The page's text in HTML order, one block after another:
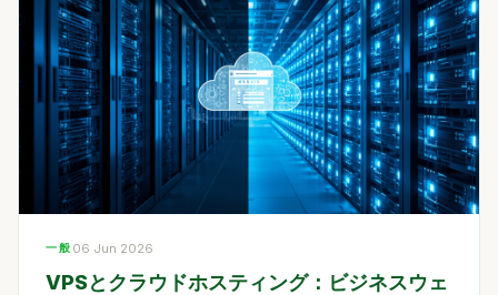
一般 06 Jun 2026
VPSとクラウドホスティング：ビジネスウェ